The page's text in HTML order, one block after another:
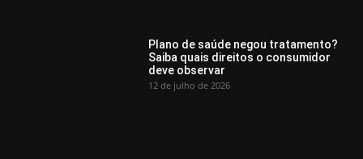
Plano de saúde negou tratamento?
Saiba quais direitos o consumidor
deve observar
12 de julho de 2026